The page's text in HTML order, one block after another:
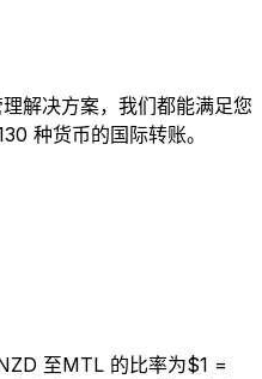
解决方案，我们都能满足您
种货币的国际转账。
至MTL 的比率为$1 =